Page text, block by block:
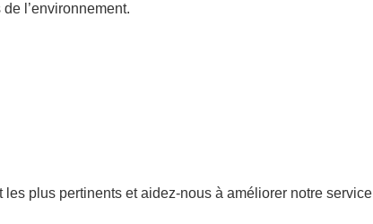
l’environnement.
plus pertinents et aidez-nous à améliorer notre service